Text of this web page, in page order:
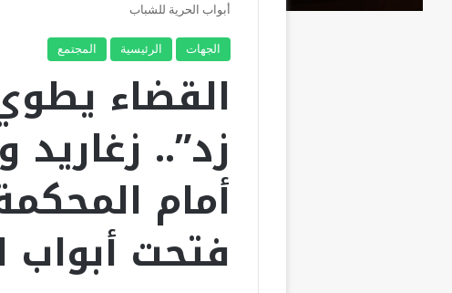
أبواب الحرية للشباب
الجهات الرئيسية المجتمع
القضاء
زد”..
أمام
فتحت أبواب